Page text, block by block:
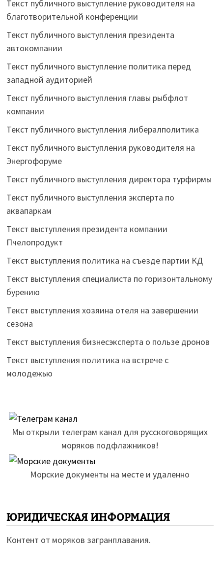
Текст публичного выступление руководителя на
благотворительной конференции
Текст публичного выступления президента
автокомпании
Текст публичного выступление политика перед
западной аудиторией
Текст публичного выступления главы рыбфлот
компании
Текст публичного выступления либералполитика
Текст публичного выступления руководителя на
Энергофоруме
Текст публичного выступления директора турфирмы
Текст публичного выступления эксперта по
аквапаркам
Текст выступления президента компании
Пчелопродукт
Текст выступления политика на съезде партии КД
Текст выступления специалиста по горизонтальному
бурению
Текст выступления хозяина отеля на завершении
сезона
Текст выступления бизнесэксперта о пользе дронов
Текст выступления политика на встрече с
молодежью
Мы открыли телеграм канал для русскоговорящих
моряков подфлажников!
Морские документы на месте и удаленно
ЮРИДИЧЕСКАЯ ИНФОРМАЦИЯ
Контент от моряков загранплавания.